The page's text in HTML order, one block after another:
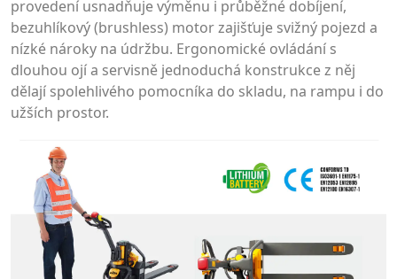
provedení usnadňuje výměnu i průběžné dobíjení,
bezuhlíkový (brushless) motor zajišťuje svižný pojezd a
nízké nároky na údržbu. Ergonomické ovládání s
dlouhou ojí a servisně jednoduchá konstrukce z něj
dělají spolehlivého pomocníka do skladu, na rampu i do
užších prostor.